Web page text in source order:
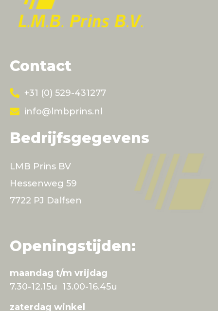
Contact
+31 (0) 529-431277
info@lmbprins.nl
Bedrijfsgegevens
LMB Prins BV
Hessenweg 59
7722 PJ Dalfsen
Openingstijden:
maandag t/m vrijdag
7.30-12.15u 13.00-16.45u
zaterdag winkel